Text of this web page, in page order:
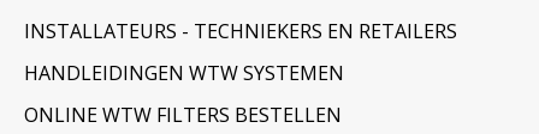
INSTALLATEURS - TECHNIEKERS EN RETAILERS
HANDLEIDINGEN WTW SYSTEMEN
ONLINE WTW FILTERS BESTELLEN